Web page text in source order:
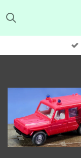
direct
hoofdinhoud